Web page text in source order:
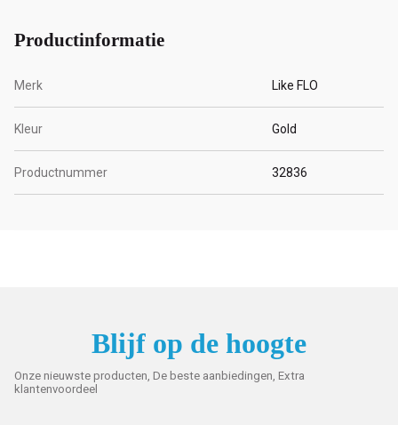
Productinformatie
Merk Like FLO
Kleur Gold
Productnummer 32836
Blijf op de hoogte
Onze nieuwste producten, De beste aanbiedingen, Extra
klantenvoordeel